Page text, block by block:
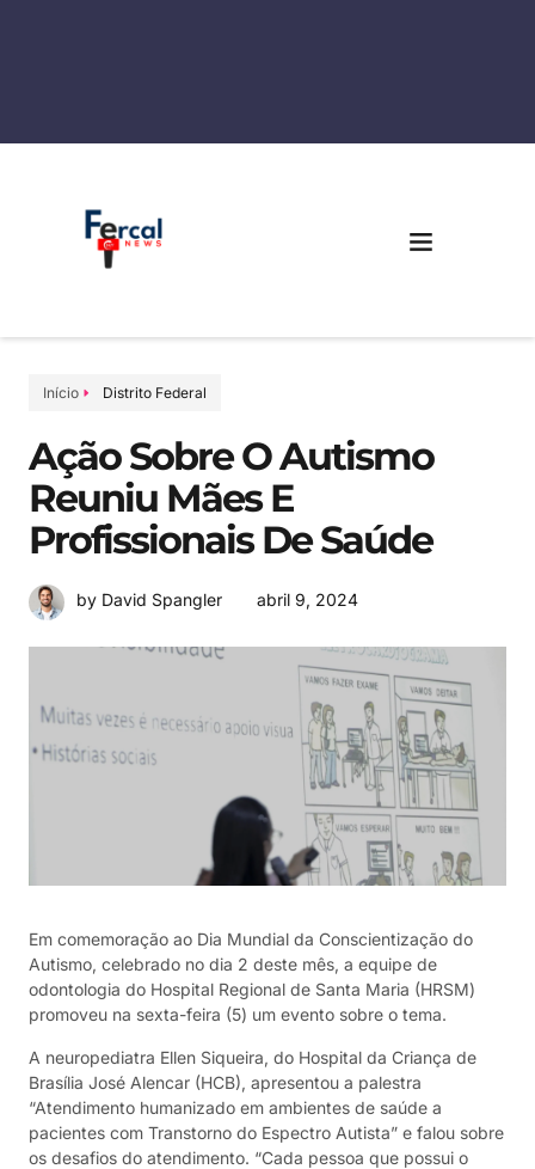
Início Distrito Federal
Ação Sobre O Autismo
Reuniu Mães E
Profissionais De Saúde
by David Spangler abril 9, 2024
Em comemoração ao Dia Mundial da Conscientização do
Autismo, celebrado no dia 2 deste mês, a equipe de
odontologia do Hospital Regional de Santa Maria (HRSM)
promoveu na sexta-feira (5) um evento sobre o tema.
A neuropediatra Ellen Siqueira, do Hospital da Criança de
Brasília José Alencar (HCB), apresentou a palestra
“Atendimento humanizado em ambientes de saúde a
pacientes com Transtorno do Espectro Autista” e falou sobre
os desafios do atendimento. “Cada pessoa que possui o